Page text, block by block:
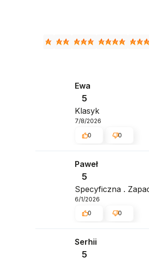
Ewa
5
Klasyk
7/8/2026
0
0
Paweł
5
Specyficzna .
6/1/2026
0
0
Serhii
5